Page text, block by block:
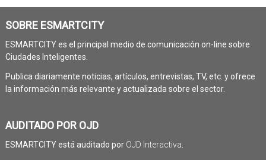
SOBRE ESMARTCITY
ESMARTCITY es el principal medio de comunicación on-line sobre
Ciudades Inteligentes.
Publica diariamente noticias, artículos, entrevistas, TV, etc. y ofrece
la información más relevante y actualizada sobre el sector.
AUDITADO POR OJD
ESMARTCITY está auditado por OJD Interactiva